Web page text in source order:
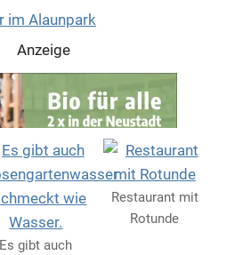
Anzeige
Es gibt auch
Restaurant mit
Rotunde